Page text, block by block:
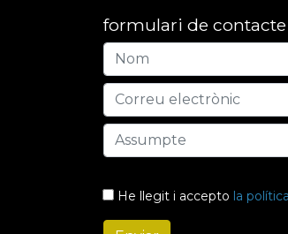
formulari de contacte
He llegit i accepto la